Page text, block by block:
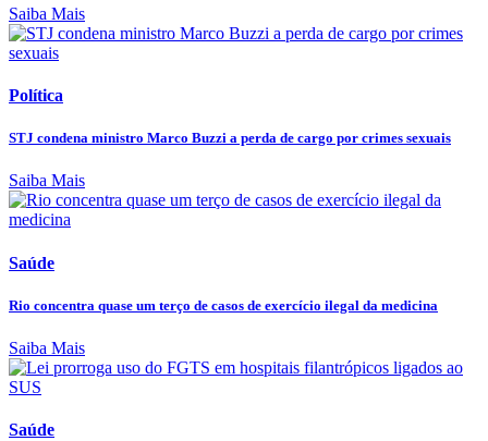
Saiba Mais
Política
STJ condena ministro Marco Buzzi a perda de cargo por crimes sexuais
Saiba Mais
Saúde
Rio concentra quase um terço de casos de exercício ilegal da medicina
Saiba Mais
Saúde